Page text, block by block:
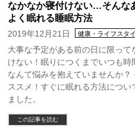
なかなか寝付けない…そんな
よく眠れる睡眠方法
2019年12月21日 健康・ライフスタ
大事な予定がある前の日に限って
けない！眠りにつくまでいつも時
なんて悩みを抱えていませんか？
ススメ！すぐに眠れる方法につい
ました。
この記事を読む